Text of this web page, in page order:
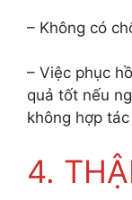
– Không có
– Việc phục
quả tốt nếu
không hợp
4.